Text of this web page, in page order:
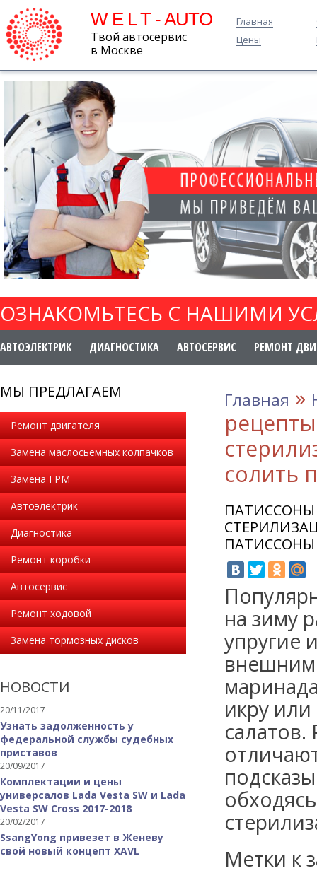
W E L T - AUTO
Твой автосервис
в Москве
Главная
Цены
ОЗНАКОМЬТЕСЬ С НАШИМИ
АВТОЭЛЕКТРИК ДИАГНОСТИКА АВТОСЕРВИС РЕМОНТ
МЫ ПРЕДЛАГАЕМ
Ремонт двигателя
Замена маслосьемных колпачков
Замена ГРМ
Автоэлектрик
Диагностика
Ремонт коробки
Автосервис
Ремонт ходовой
Замена тормозных дисков
НОВОСТИ
20/11/2017
Узнать задолженность у
федеральной службы судебных
приставов
20/09/2017
Комплектации и цены
универсалов Lada Vesta SW и Lada
Vesta SW Cross 2017-2018
20/02/2017
SsangYong привезет в Женеву
свой новый концепт XAVL
Главная »
солить
ПАТИССОНЫ
на зиму
упругие
внешним
икру
Метки к